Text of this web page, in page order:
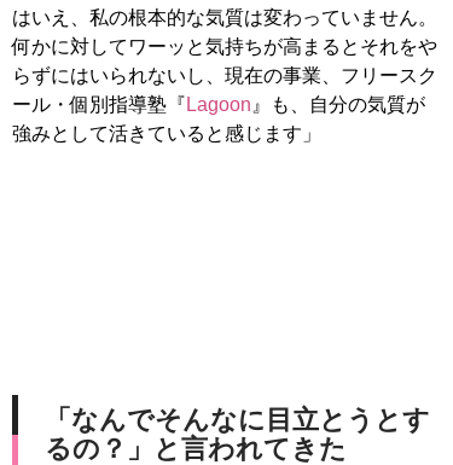
はいえ、私の根本的な気質は変わっていません。
何かに対してワーッと気持ちが高まるとそれをや
らずにはいられないし、現在の事業、フリースク
ール・個別指導塾『 Lagoon 』も、自分の気質が
強みとして活きていると感じます」
「なんでそんなに目立とうとす
るの？」と言われてきた